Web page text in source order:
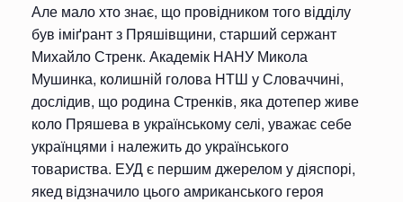
Але мало хто знає, що провідником того відділу
був іміґрант з Пряшівщини, старший сержант
Михайло Стренк. Академік НАНУ Микола
Мушинка, колишній голова НТШ у Словаччині,
дослідив, що родина Стренків, яка дотепер живе
коло Пряшева в українському селі, уважає себе
українцями і належить до українського
товариства. ЕУД є першим джерелом у діяспорі,
якед відзначило цього амриканського героя